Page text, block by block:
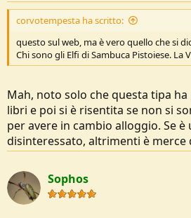
corvotempesta ha scritto:
questo sul web, ma è vero quello che si
Chi sono gli Elfi di Sambuca Pistoiese. La
Mah, noto solo che questa tipa
libri e poi si è risentita se non si
per avere in cambio alloggio. Se è
disinteressato, altrimenti è merce
Sophos